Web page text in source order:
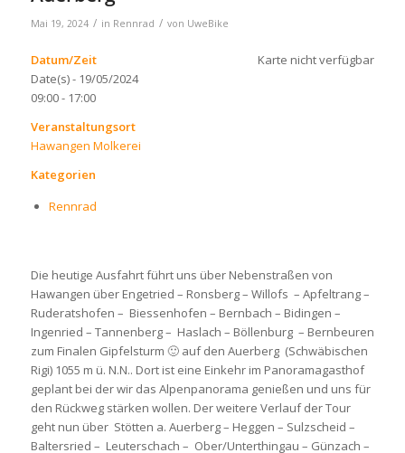
Mai 19, 2024 / in Rennrad / von UweBike
Karte nicht verfügbar
Datum/Zeit
Date(s) - 19/05/2024
09:00 - 17:00
Veranstaltungsort
Hawangen Molkerei
Kategorien
Rennrad
Die heutige Ausfahrt führt uns über Nebenstraßen von
Hawangen über Engetried – Ronsberg – Willofs – Apfeltrang –
Ruderatshofen – Biessenhofen – Bernbach – Bidingen –
Ingenried – Tannenberg – Haslach – Böllenburg – Bernbeuren
zum Finalen Gipfelsturm 🙂 auf den Auerberg (Schwäbischen
Rigi) 1055 m ü. N.N.. Dort ist eine Einkehr im Panoramagasthof
geplant bei der wir das Alpenpanorama genießen und uns für
den Rückweg stärken wollen. Der weitere Verlauf der Tour
geht nun über Stötten a. Auerberg – Heggen – Sulzscheid –
Baltersried – Leuterschach – Ober/Unterthingau – Günzach –